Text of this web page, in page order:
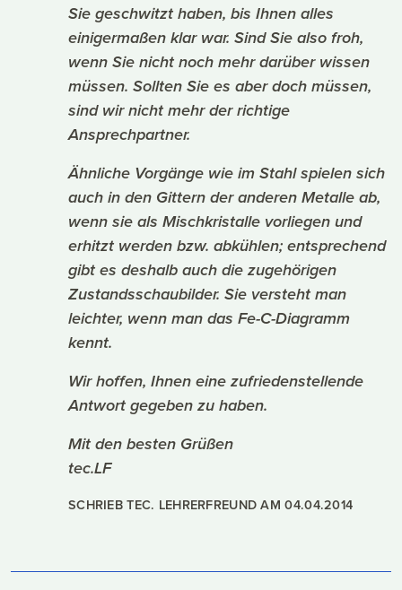
Sie geschwitzt haben, bis Ihnen alles
einigermaßen klar war. Sind Sie also froh,
wenn Sie nicht noch mehr darüber wissen
müssen. Sollten Sie es aber doch müssen,
sind wir nicht mehr der richtige
Ansprechpartner.
Ähnliche Vorgänge wie im Stahl spielen sich
auch in den Gittern der anderen Metalle ab,
wenn sie als Mischkristalle vorliegen und
erhitzt werden bzw. abkühlen; entsprechend
gibt es deshalb auch die zugehörigen
Zustandsschaubilder. Sie versteht man
leichter, wenn man das Fe-C-Diagramm
kennt.
Wir hoffen, Ihnen eine zufriedenstellende
Antwort gegeben zu haben.
Mit den besten Grüßen
tec.LF
SCHRIEB TEC. LEHRERFREUND AM04.04.2014